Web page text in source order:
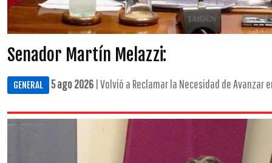
Senador Martín Melazzi:
GENERAL 5 ago 2026 | Volvió a Reclamar la Necesidad de Avanzar